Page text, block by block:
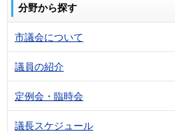
分野から探す
市議会について
議員の紹介
定例会・臨時会
議長スケジュール